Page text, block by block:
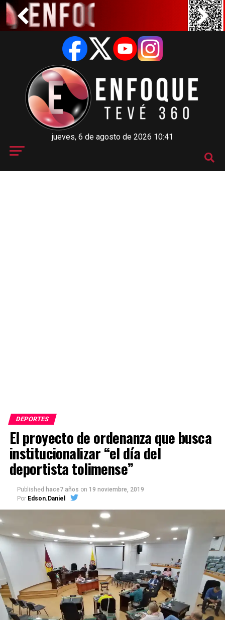
jueves, 6 de agosto de 2026 10:41
DEPORTES
El proyecto de ordenanza que busca
institucionalizar “el día del
deportista tolimense”
Published hace7 años on 19 noviembre, 2019
Por Edson.Daniel